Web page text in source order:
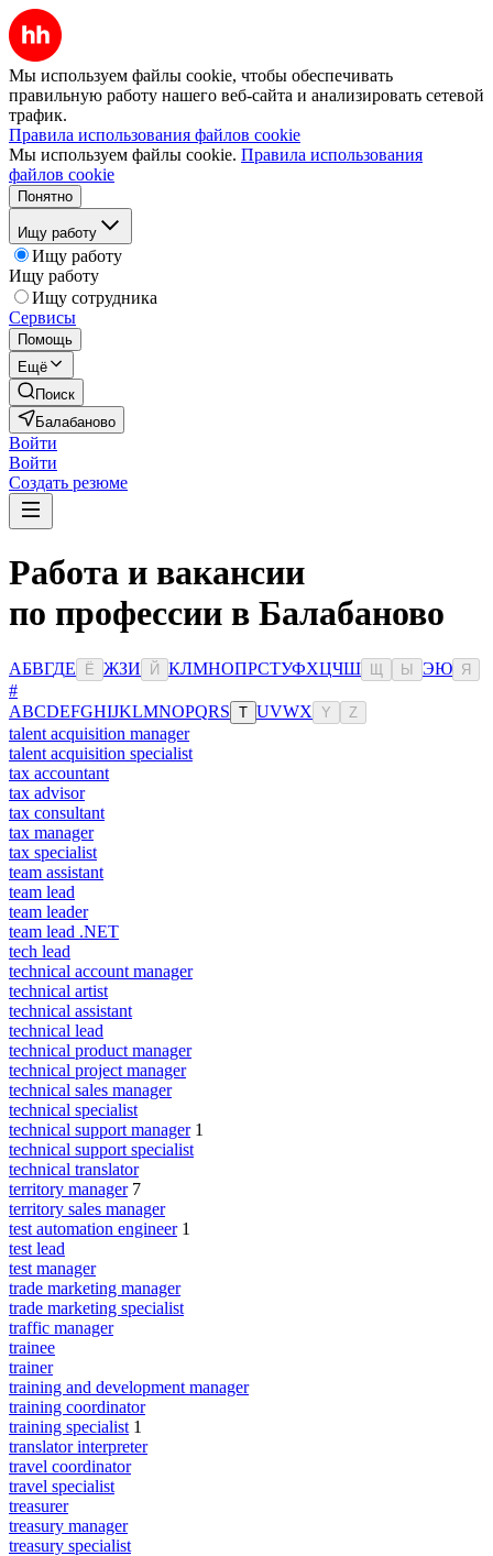
Мы используем файлы cookie, чтобы обеспечивать
правильную работу нашего веб-сайта и анализировать сетевой
трафик.
Правила использования файлов cookie
Мы используем файлы cookie. Правила использования
файлов cookie
Понятно
Ищу работу
Ищу работу
Ищу работу
Ищу сотрудника
Сервисы
Помощь
Ещё
Поиск
Балабаново
Войти
Войти
Создать резюме
Работа и вакансии
по профессии в Балабаново
АБВГДЕ Ё ЖЗИ Й КЛМНОПРСТУФХЦЧШ Ы ЭЮ Я
#
ABCDEFGHIJKLMNOPQRS T UVWX Y Z
talent acquisition manager
talent acquisition specialist
tax accountant
tax advisor
tax consultant
tax manager
tax specialist
team assistant
team lead
team leader
team lead .NET
tech lead
technical account manager
technical artist
technical assistant
technical lead
technical product manager
technical project manager
technical sales manager
technical specialist
technical support manager 1
technical support specialist
technical translator
territory manager 7
territory sales manager
test automation engineer 1
test lead
test manager
trade marketing manager
trade marketing specialist
traffic manager
trainee
trainer
training and development manager
training coordinator
training specialist 1
translator interpreter
travel coordinator
travel specialist
treasurer
treasury manager
treasury specialist